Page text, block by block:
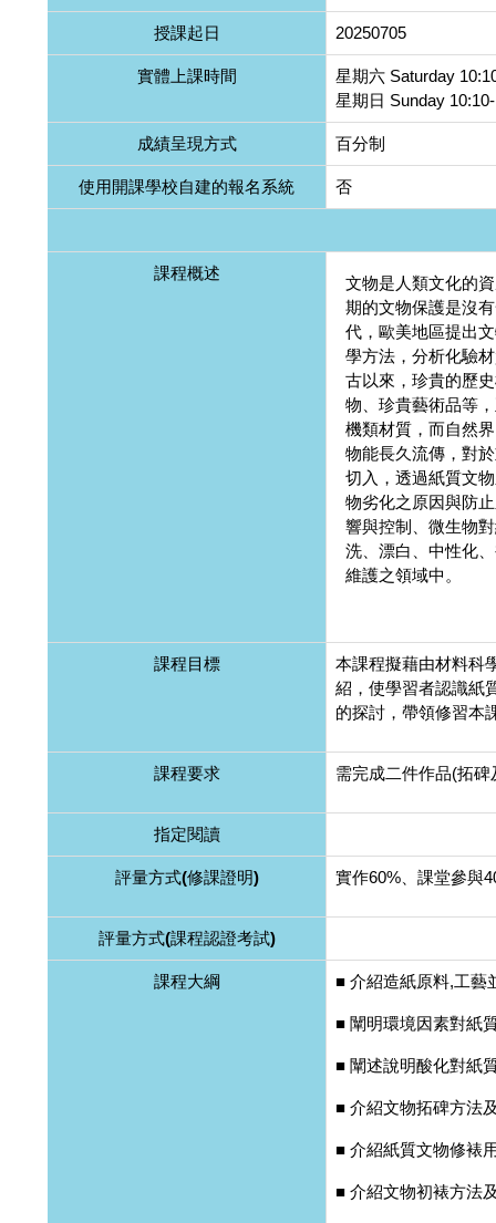
授課起日 20250705
實體上課時間
星期六 Saturday
星期日 Sunday
成績呈現方式 百分制
使用開課學校自建的報名系統 否
課程概述
文物是人類文化的
期的文物保護是沒
代，歐美地區提出
學方法，分析化驗
古以來，珍貴的歷
物、珍貴藝術品等
機類材質，而自然
物能長久流傳，對
切入，透過紙質文
物劣化之原因與防
響與控制、微生物
洗、漂白、中性化
維護之領域中。
課程目標
本課程擬藉由材料科
紹，使學習者認識紙
的探討，帶領修習本
課程要求 需完成二件作品(拓
指定閱讀
評量方式(修課證明) 實作60%、課堂參與
評量方式(課程認證考試)
課程大綱 ■ 介紹造紙原料,工藝
■ 闡明環境因素對紙
■ 闡述說明酸化對紙
■ 介紹文物拓碑方法
■ 介紹紙質文物修裱
■ 介紹文物初裱方法